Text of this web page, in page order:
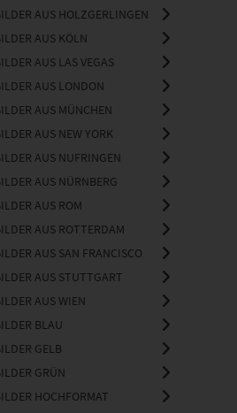
AUS HOLZGERLINGEN
AUS KÖLN
AUS LAS VEGAS
AUS LONDON
AUS MÜNCHEN
AUS NEW YORK
AUS NUFRINGEN
AUS NÜRNBERG
AUS ROM
AUS ROTTERDAM
AUS SAN FRANCISCO
AUS STUTTGART
AUS WIEN
BLAU
GELB
GRÜN
HOCHFORMAT